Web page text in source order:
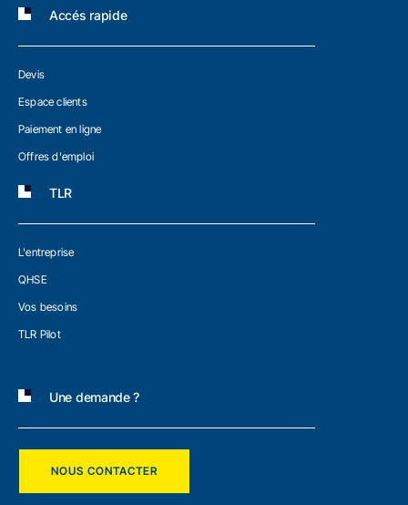
Accés rapide
Devis
Espace clients
Paiement en ligne
Offres d'emploi
TLR
L'entreprise
QHSE
Vos besoins
TLR Pilot
Une demande ?
NOUS CONTACTER